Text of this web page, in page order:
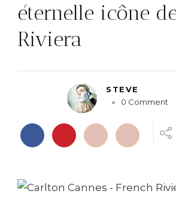
éternelle icône
Riviera
STEVE
0 Comment
{
C
e